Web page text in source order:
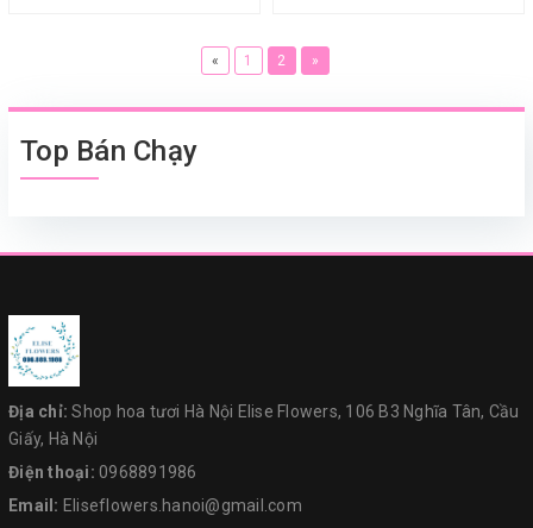
« 1 2 »
Top Bán Chạy
Địa chỉ:Shop hoa tươi Hà Nội Elise Flowers, 106 B3 Nghĩa Tân, Cầu
Giấy, Hà Nội
Điện thoại: 0968891986
Email: Eliseflowers.hanoi@gmail.com